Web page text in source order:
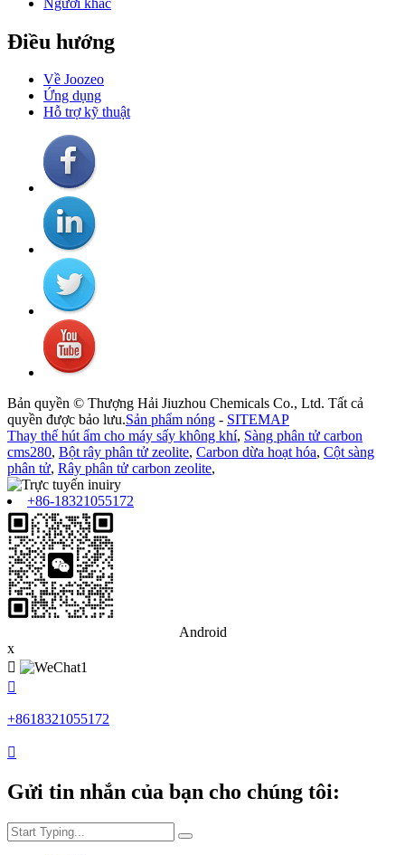
Điều hướng
Về Joozeo
Ứng dụng
Hỗ trợ kỹ thuật
Bản quyền © Thượng Hải Jiuzhou Chemicals Co., Ltd. Tất cả
quyền được bảo lưu.Sản phẩm nóng - SITEMAP
Thay thế hút ẩm cho máy sấy không khí, Sàng phân tử carbon
cms280, Bột rây phân tử zeolite, Carbon dừa hoạt hóa, Cột sàng
phân tử, Rây phân tử carbon zeolite,
+86-18321055172
Android
x


+8618321055172

Gửi tin nhắn của bạn cho chúng tôi: